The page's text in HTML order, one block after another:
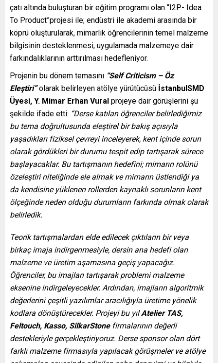
çatı altında buluşturan bir eğitim programı olan “I2P- Idea
To Product”projesi ile; endüstri ile akademi arasında bir
köprü oluşturularak, mimarlık öğrencilerinin temel malzeme
bilgisinin desteklenmesi, uygulamada malzemeye dair
farkındalıklarının arttırılması hedefleniyor.
Projenin bu dönem temasını “Self Criticism – Öz
Eleştiri”olarak belirleyen atölye yürütücüsü İstanbulSMD
Üyesi, Y. Mimar Erhan Vural projeye dair görüşlerini şu
şekilde ifade etti: “Derse katılan öğrenciler belirlediğimiz
bu tema doğrultusunda eleştirel bir bakış açısıyla
yaşadıkları fiziksel çevreyi inceleyerek, kent içinde sorun
olarak gördükleri bir durumu tespit edip tartışarak sürece
başlayacaklar. Bu tartışmanın hedefini; mimarın rolünü
özeleştiri niteliğinde ele almak ve mimarın üstlendiği ya
da kendisine yüklenen rollerden kaynaklı sorunların kent
ölçeğinde neden olduğu durumların farkında olmak olarak
belirledik.
Teorik tartışmalardan elde edilecek çıktıların bir veya
birkaç imaja indirgenmesiyle, dersin ana hedefi olan
malzeme ve üretim aşamasına geçiş yapacağız.
Öğrenciler, bu imajları tartışarak problemi malzeme
eksenine indirgeleyecekler. Ardından, imajların algoritmik
değerlerini çeşitli yazılımlar aracılığıyla üretime yönelik
kodlara dönüştürecekler. Projeyi bu yılAtelier TAS,
Feltouch, Kasso, SilkarStone firmalarının değerli
destekleriyle gerçekleştiriyoruz. Derse sponsor olan dört
farklı malzeme firmasıyla yapılacak görüşmeler ve atölye